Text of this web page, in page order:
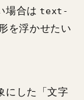
場合は text-
を浮かせたい
にした「文字